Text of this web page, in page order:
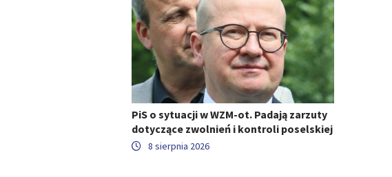
PiS o sytuacji w WZM-ot. Padają zarzuty
dotyczące zwolnień i kontroli poselskiej
8 sierpnia 2026